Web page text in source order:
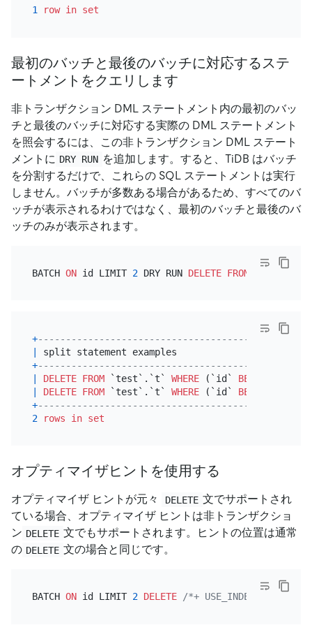
1
row in set
最初のバッチと最後のバッチに対応するステ
ートメントをクエリします
非トランザクション DML ステートメント内の最初のバッ
チと最後のバッチに対応する実際の DML ステートメント
を照会するには、この非トランザクション DML ステート
メントに DRY RUN を追加します。すると、TiDB はバッチ
を分割するだけで、これらの SQL ステートメントは実行
しません。バッチが多数ある場合があるため、すべてのバ
ッチが表示されるわけではなく、最初のバッチと最後のバ
ッチのみが表示されます。
BATCH ON id LIMIT 2 DRY RUN DELETE FROM WHERE
+
split statement
+
DELETE FROM `test`.`t` WHERE (`id` BETWEEN
DELETE FROM `test`.`t` WHERE (`id` BETWEEN
+
2
rows in set
オプティマイザヒントを使用する
オプティマイザ ヒントが元々 DELETE 文でサポートされ
ている場合、オプティマイザ ヒントは非トランザクショ
ン DELETE 文でもサポートされます。ヒントの位置は通常
の DELETE 文の場合と同じです。
BATCH ON id LIMIT 2 DELETE /*+ USE_INDEX(t)*/